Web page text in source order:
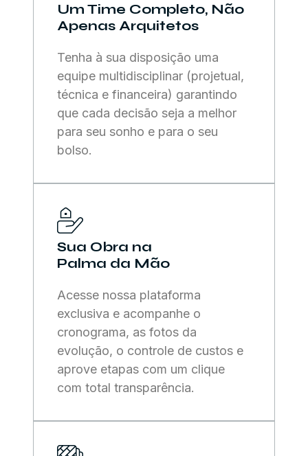
Um Time Completo, Não
Apenas Arquitetos
Tenha à sua disposição uma
equipe multidisciplinar (projetual,
técnica e financeira) garantindo
que cada decisão seja a melhor
para seu sonho e para o seu
bolso.
Sua Obra na
Palma da Mão
Acesse nossa plataforma
exclusiva e acompanhe o
cronograma, as fotos da
evolução, o controle de custos e
aprove etapas com um clique
com total transparência.